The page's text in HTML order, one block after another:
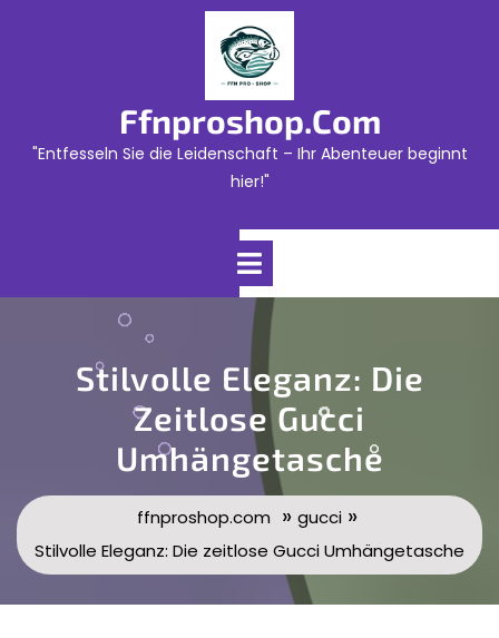
Ffnproshop.com
"Entfesseln Sie die Leidenschaft – Ihr Abenteuer beginnt
hier!"
Open
Stilvolle Eleganz: Die
Zeitlose Gucci
Umhängetasche
ffnproshop.com » gucci»
Stilvolle Eleganz: Die zeitlose Gucci Umhängetasche